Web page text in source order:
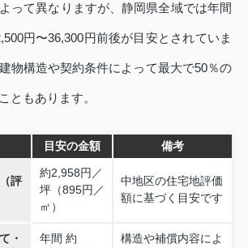
って異なりますが、静岡県全域では年間
円〜36,300円前後が目安とされていま
物構造や契約条件によって最大で50％の
ともあります。
目安の金額 備考
評
約2,958円／
坪（895円／
㎡）
中地区の住宅地評価
額に基づく目安です
・
年間 約
構造や補償内容によ